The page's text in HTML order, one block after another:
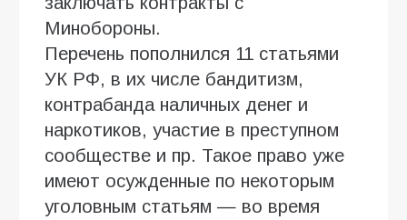
Минобороны.
Перечень пополнился 11 статьями
УК РФ, в их числе бандитизм,
контрабанда наличных денег и
наркотиков, участие в преступном
сообществе и пр. Такое право уже
имеют осужденные по некоторым
уголовным статьям — во время